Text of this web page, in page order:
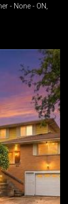
- None - ON,